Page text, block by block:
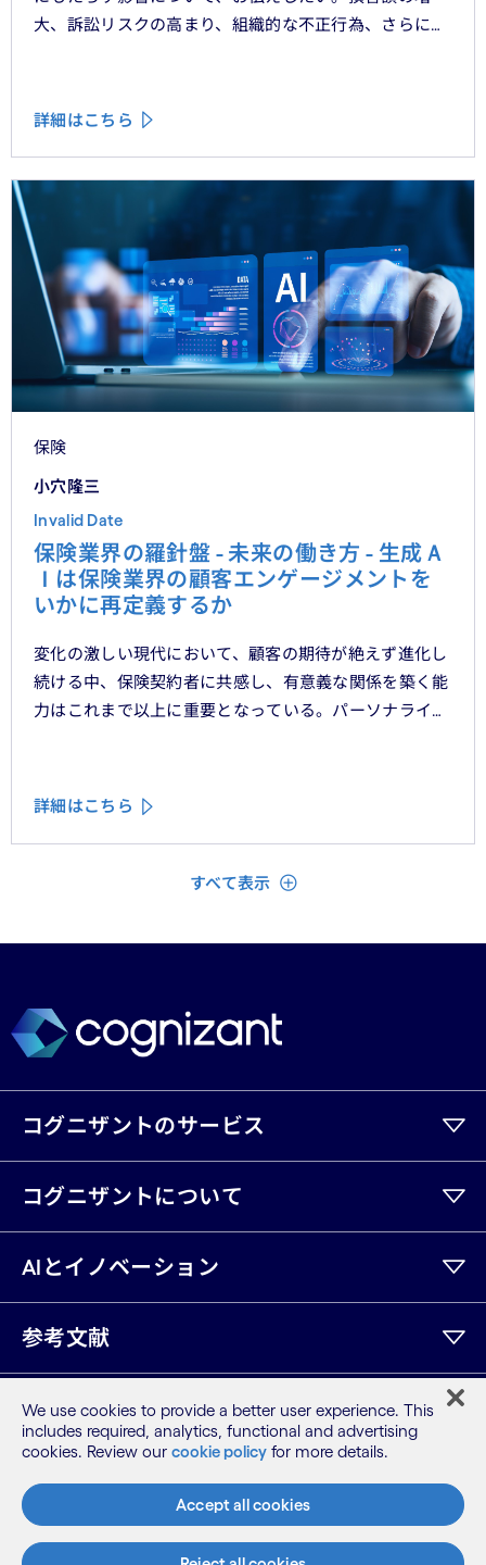
大、訴訟リスクの高まり、組織的な不正行為、さらには
詳細はこちら
保険
小穴隆三
Invalid Date
保険業界の羅針盤 - 未来の働き方 - 生成Ａ
Ｉは保険業界の顧客エンゲージメントを
いかに再定義するか
変化の激しい現代において、顧客の期待が絶えず進化し
続ける中、保険契約者に共感し、有意義な関係を築く能
力はこれまで以上に重要となっている。パーソナライ
いる」「理解されている」と顧客に感じてもらうため
詳細はこちら
すべて表示 閉じる
コグニザントのサービス
コグニザントについて
AIとイノベーション
参考文献
LinkedIn
Twitter
Facebook
Instagram
Youtube
サイトマップ
利用規約
プライバシーポリシー
We use cookies to provide a better user experience. This
includes required, analytics, functional and advertising
cookies. Review our cookie policy for more details.
Accept all cookies